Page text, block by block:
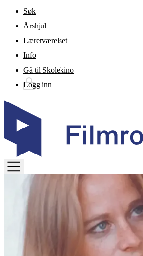
Gå til hovedinnhold
Søk
Årshjul
Lærerværelset
Info
Gå til Skolekino
Logg inn
TOGGLE